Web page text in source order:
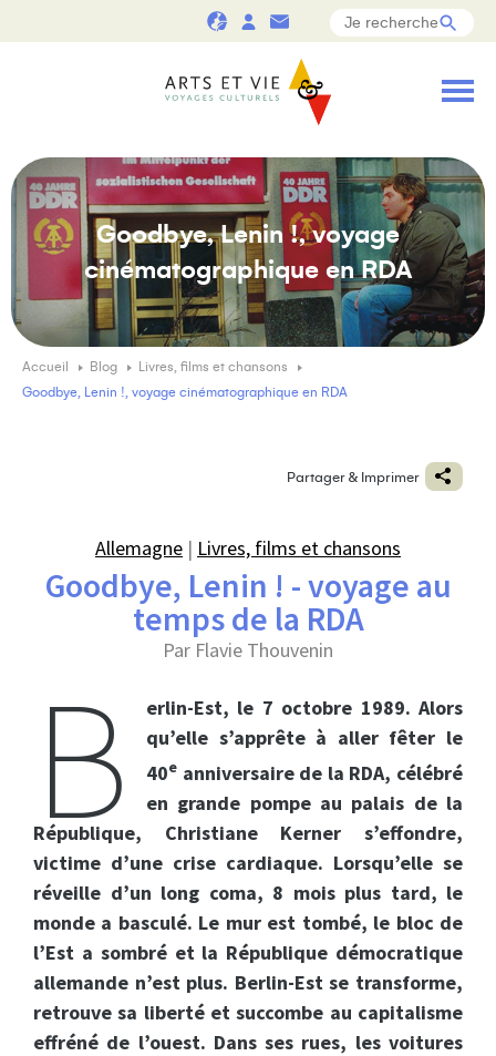
Goodbye, Lenin !, voyage
cinématographique en RDA
Accueil Blog
Livres, films et chansons
Goodbye, Lenin !, voyage cinématographique en RDA
Partager & Imprimer
Allemagne | Livres, films et chansons
Goodbye, Lenin ! - voyage au
temps de la RDA
Par Flavie Thouvenin
B
erlin-Est, le 7 octobre 1989. Alors
qu’elle s’apprête à aller fêter le
40e anniversaire de la RDA, célébré
en grande pompe au palais de la
République, Christiane Kerner s’effondre,
victime d’une crise cardiaque. Lorsqu’elle se
réveille d’un long coma, 8 mois plus tard, le
monde a basculé. Le mur est tombé, le bloc de
l’Est a sombré et la République démocratique
allemande n’est plus. Berlin-Est se transforme,
retrouve sa liberté et succombe au capitalisme
effréné de l’ouest. Dans ses rues, les voitures